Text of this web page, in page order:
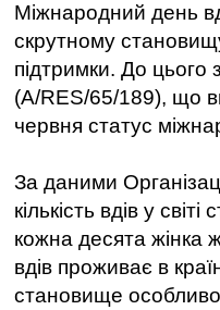
Міжнародний день
скрутному
підтримки. До
(A/RES/65/189), що
червня статус
За даними
кількість вдів у
кожна десята жінка
вдів проживає в
становище